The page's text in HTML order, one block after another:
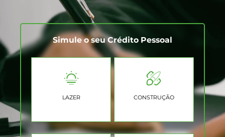
Simule o seu Crédito Pessoal
LAZER CONSTRUÇÃO